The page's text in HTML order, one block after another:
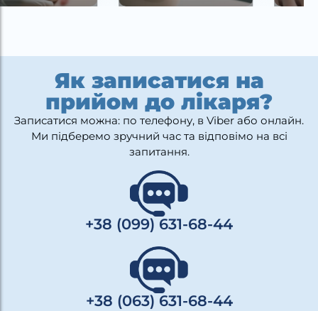
Як записатися на
прийом до лікаря?
Записатися можна: по телефону, в Viber або онлайн.
Ми підберемо зручний час та відповімо на всі
запитання.
+38 (099) 631-68-44
+38 (063) 631-68-44